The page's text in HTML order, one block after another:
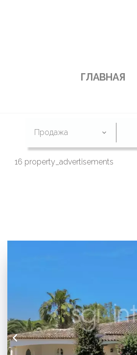
ГЛАВНАЯ
Продажа
16 property_advertisements